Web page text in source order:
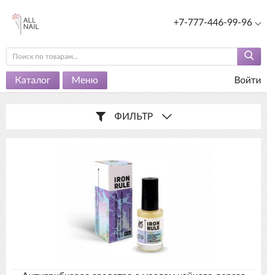
+7-777-446-99-96
Каталог Меню Войти
ФИЛЬТР